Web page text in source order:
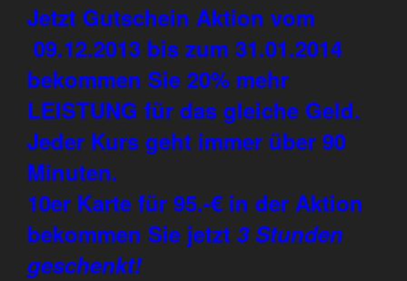
Jetzt Gutschein Aktion vom
09.12.2013 bis zum 31.01.2014
bekommen Sie 20% mehr
LEISTUNG für das gleiche Geld.
Jeder Kurs geht immer über 90
Minuten.
10er Karte für 95.-€ in der Aktion
bekommen Sie jetzt 3 Stunden
geschenkt!